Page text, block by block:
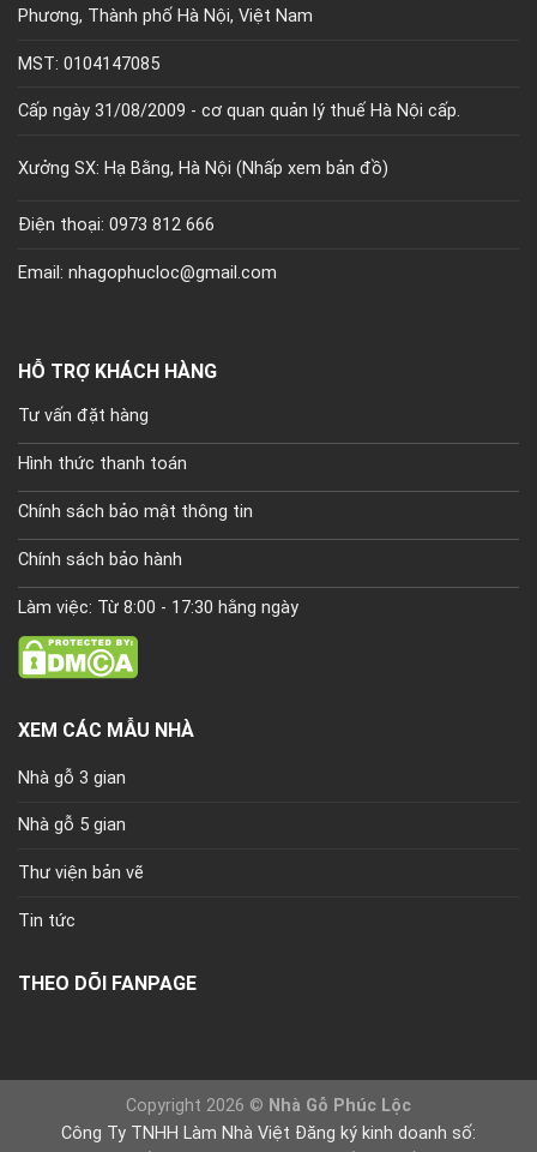
Phương, Thành phố Hà Nội, Việt Nam
MST: 0104147085
Cấp ngày 31/08/2009 - cơ quan quản lý thuế Hà Nội cấp.
Xưởng SX: Hạ Bằng, Hà Nội (Nhấp xem bản đồ)
Điện thoại: 0973 812 666
Email: nhagophucloc@gmail.com
HỖ TRỢ KHÁCH HÀNG
Tư vấn đặt hàng
Hình thức thanh toán
Chính sách bảo mật thông tin
Chính sách bảo hành
Làm việc: Từ 8:00 - 17:30 hằng ngày
XEM CÁC MẪU NHÀ
Nhà gỗ 3 gian
Nhà gỗ 5 gian
Thư viện bản vẽ
Tin tức
THEO DÕI FANPAGE
Copyright 2026 © Nhà Gỗ Phúc Lộc
Công Ty TNHH Làm Nhà Việt Đăng ký kinh doanh số: